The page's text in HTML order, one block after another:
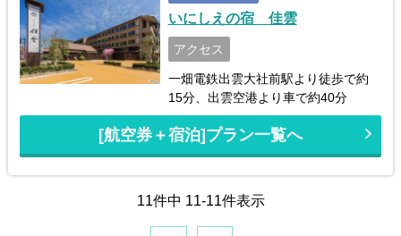
いにしえの宿 佳雲
アクセス
一畑電鉄出雲大社前駅より徒歩で約
15分、出雲空港より車で約40分
[航空券＋宿泊]プラン一覧へ
11件中 11-11件表示